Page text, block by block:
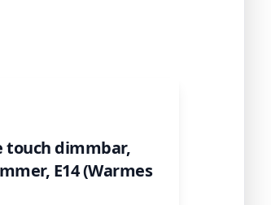
touch dimmbar,
E14 (Warmes